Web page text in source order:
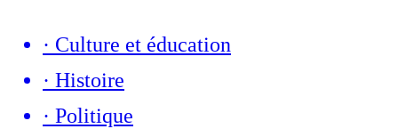
· Culture et éducation
· Histoire
· Politique